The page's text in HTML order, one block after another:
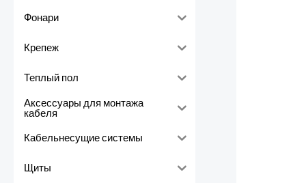
Фонари
Крепеж
Теплый пол
Аксессуары для монтажа
кабеля
Кабельнесущие системы
Щиты